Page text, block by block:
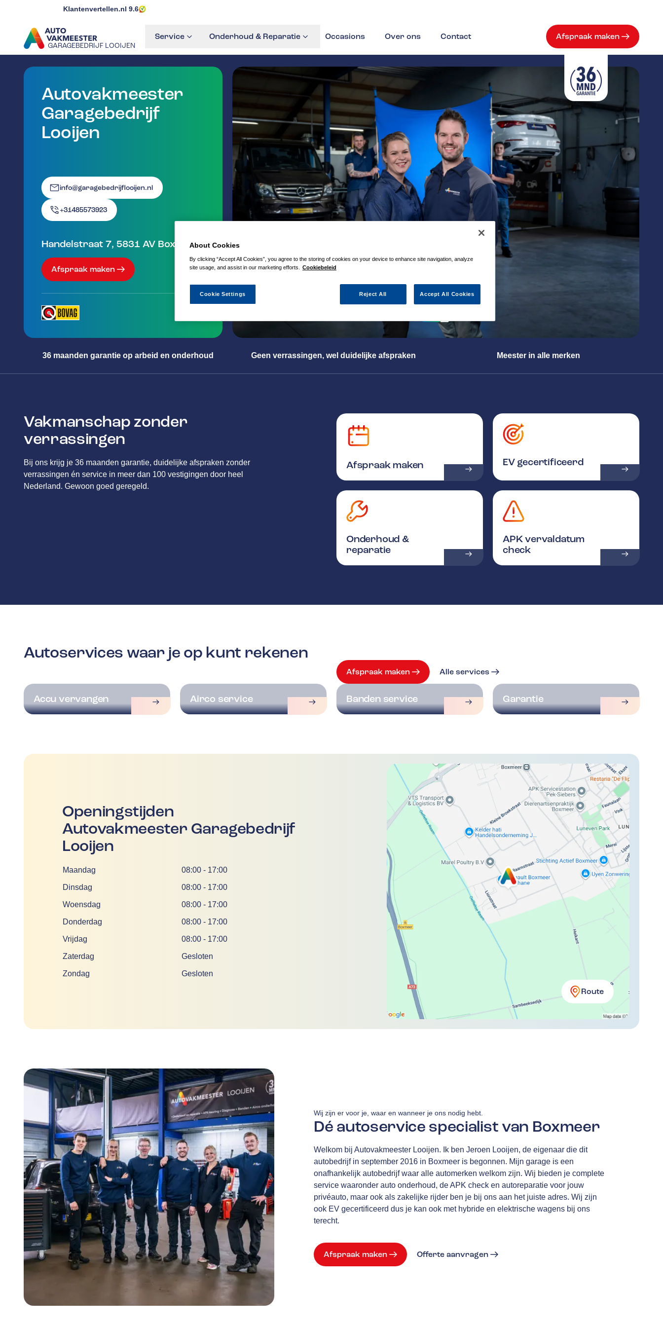
About Cookies
By clicking “Accept All Cookies”, you agree to the storing of cookies on your device to enhance site navigation, analyze
site usage, and assist in our marketing efforts.
Cookiebeleid
Reject All Accept All Cookies
Cookie Settings
Klantenvertellen.nl 9.6
GARAGEBEDRIJF LOOIJEN
GA NAAR DE HOMEPAGINA
Service Onderhoud & Reparatie Occasions Over ons Contact Afspraak maken
Autovakmeester
Garagebedrijf
Looijen
info@garagebedrijflooijen.nl
+31485573923
Handelstraat 7, 5831 AV Boxmeer
Afspraak maken
36 maanden garantie op arbeid en onderhoud Geen verrassingen, wel duidelijke afspraken Meester in alle merken
Vakmanschap zonder
verrassingen
Bij ons krijg je 36 maanden garantie, duidelijke afspraken zonder
verrassingen én service in meer dan 100 vestigingen door heel
Nederland. Gewoon goed geregeld.
Afspraak maken EV gecertificeerd
Onderhoud &
reparatie
APK vervaldatum
check
Autoservices waar je op kunt rekenen
Afspraak maken Alle services
Accu vervangen Airco service Banden service Garantie
Openingstijden
Autovakmeester Garagebedrijf
Looijen
DagTijd
Maandag 08:00 - 17:00
Dinsdag 08:00 - 17:00
Woensdag 08:00 - 17:00
Donderdag 08:00 - 17:00
Vrijdag 08:00 - 17:00
Zaterdag Gesloten
Zondag Gesloten
Route
Dé autoservice specialist van Boxmeer
Wij zijn er voor je, waar en wanneer je ons nodig hebt.
Welkom bij Autovakmeester Looijen. Ik ben Jeroen Looijen, de eigenaar die dit
autobedrijf in september 2016 in Boxmeer is begonnen. Mijn garage is een
onafhankelijk autobedrijf waar alle automerken welkom zijn. Wij bieden je complete
service waaronder auto onderhoud, de APK check en autoreparatie voor jouw
privéauto, maar ook als zakelijke rijder ben je bij ons aan het juiste adres. Wij zijn
ook EV gecertificeerd dus je kan ook met hybride en elektrische wagens bij ons
terecht.
Afspraak maken Offerte aanvragen